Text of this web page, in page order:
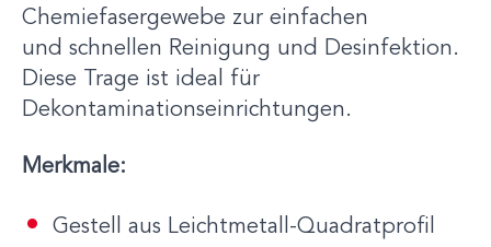
Chemiefasergewebe zur einfachen
und schnellen Reinigung und Desinfektion.
Diese Trage ist ideal für
Dekontaminationseinrichtungen.
Merkmale:
Gestell aus Leichtmetall-Quadratprofil